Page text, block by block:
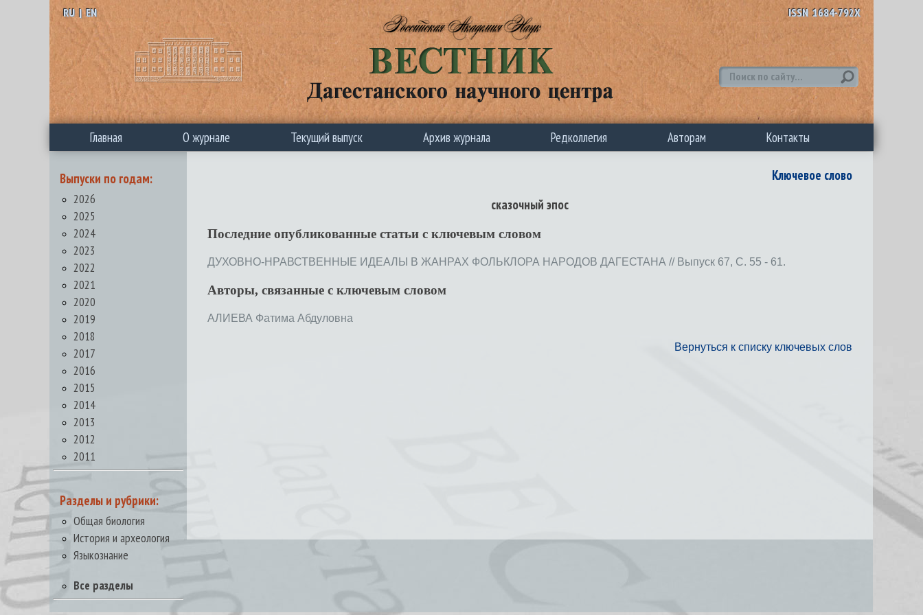
RU | EN ISSN 1684-792X
Главная О журнале Текущий выпуск Архив журнала Редколлегия Авторам Контакты
Выпуски по годам:
2026
2025
2024
2023
2022
2021
2020
2019
2018
2017
2016
2015
2014
2013
2012
2011
Разделы и рубрики:
Общая биология
История и археология
Языкознание
Все разделы
Ключевое слово
сказочный эпос
Последние опубликованные статьи c ключевым словом
ДУХОВНО-НРАВСТВЕННЫЕ ИДЕАЛЫ В ЖАНРАХ ФОЛЬКЛОРА НАРОДОВ ДАГЕСТАНА // Выпуск 67, С. 55 - 61.
Авторы, связанные с ключевым словом
АЛИЕВА Фатима Абдуловна
Вернуться к списку ключевых слов